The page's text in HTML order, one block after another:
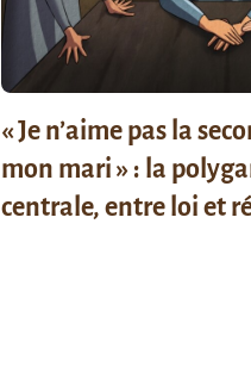
« Je n’aime pas la
mon mari » : la
centrale, entre loi et